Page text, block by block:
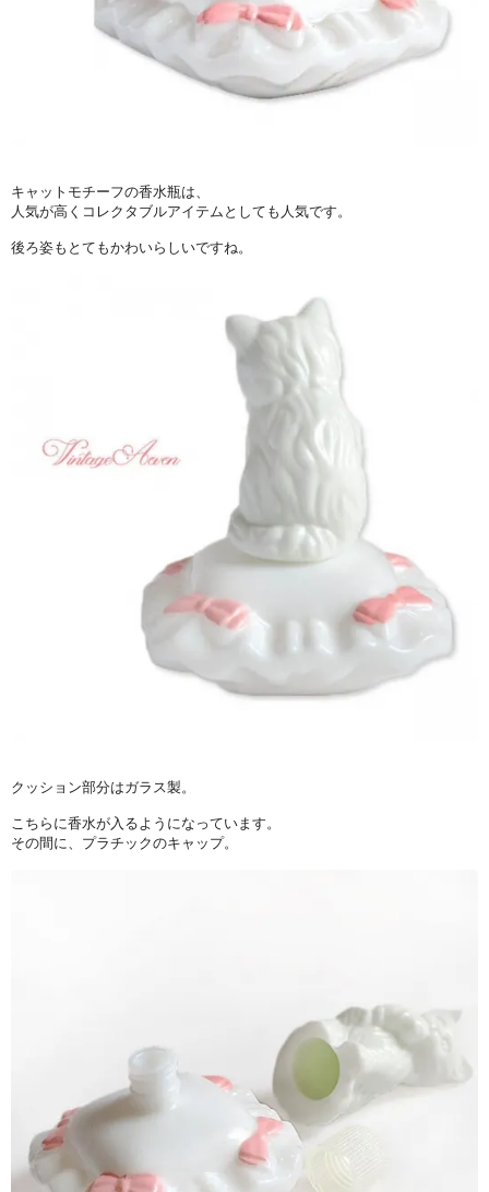
キャットモチーフの香水瓶は、
人気が高くコレクタブルアイテムとしても人気です。
後ろ姿もとてもかわいらしいですね。
クッション部分はガラス製。
こちらに香水が入るようになっています。
その間に、プラチックのキャップ。